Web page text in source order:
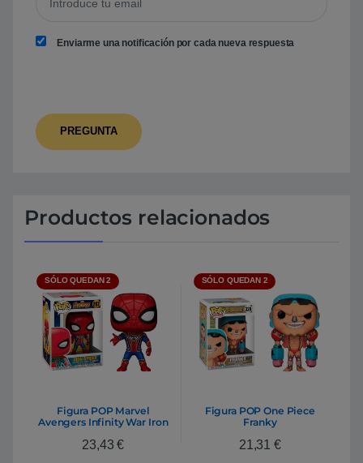
Enviarme una notificación por cada nueva respuesta
Productos relacionados
SÓLO QUEDAN 2
Figura POP Marvel
Avengers Infinity War Iron
23,43€
SÓLO QUEDAN 2
Figura POP One Piece
Franky
21,31 €